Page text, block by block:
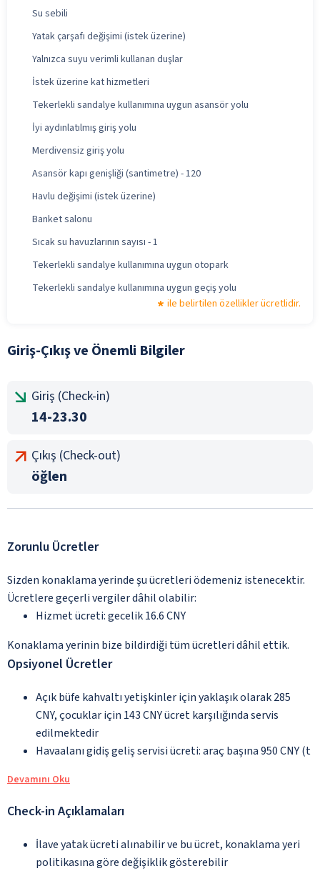
Su sebili
Yatak çarşafı değişimi (istek üzerine)
Yalnızca suyu verimli kullanan duşlar
İstek üzerine kat hizmetleri
Tekerlekli sandalye kullanımına uygun asansör yolu
İyi aydınlatılmış giriş yolu
Merdivensiz giriş yolu
Asansör kapı genişliği (santimetre) - 120
Havlu değişimi (istek üzerine)
Banket salonu
Sıcak su havuzlarının sayısı - 1
Tekerlekli sandalye kullanımına uygun otopark
Tekerlekli sandalye kullanımına uygun geçiş yolu
ile belirtilen özellikler ücretlidir.
Giriş-Çıkış ve Önemli Bilgiler
Giriş (Check-in)
14-23.30
Çıkış (Check-out)
öğlen
Zorunlu Ücretler
Sizden konaklama yerinde şu ücretleri ödemeniz istenecektir.
Ücretlere geçerli vergiler dâhil olabilir:
Hizmet ücreti: gecelik 16.6 CNY
Konaklama yerinin bize bildirdiği tüm ücretleri dâhil ettik.
Opsiyonel Ücretler
Açık büfe kahvaltı yetişkinler için yaklaşık olarak 285
CNY, çocuklar için 143 CNY ücret karşılığında servis
edilmektedir
Havaalanı gidiş geliş servisi ücreti: araç başına 950 CNY (t
Devamını Oku
Check-in Açıklamaları
İlave yatak ücreti alınabilir ve bu ücret, konaklama yeri
politikasına göre değişiklik gösterebilir